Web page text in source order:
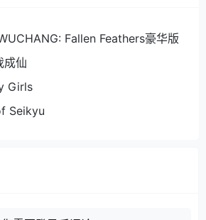
Fallen Feathers豪华版
成仙
Girls
Seikyu